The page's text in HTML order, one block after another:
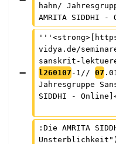
hahn/
AMRITA SIDDHI -
vidya.de/
sanskrit-
l260107 -1// 07
Jahresgruppe
SIDDHI -
:Die AMRITA